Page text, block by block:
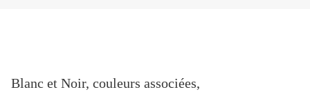
Blanc et Noir, couleurs associées,